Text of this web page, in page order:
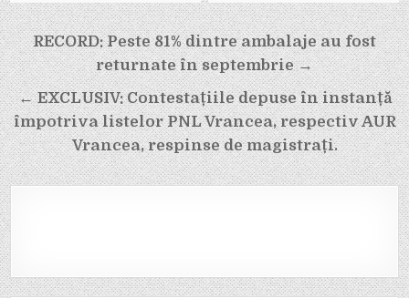
Navigare
în
articole
RECORD: Peste 81% dintre ambalaje au fost
returnate în septembrie →
← EXCLUSIV: Contestațiile depuse în instanță
împotriva listelor PNL Vrancea, respectiv AUR
Vrancea, respinse de magistrați.